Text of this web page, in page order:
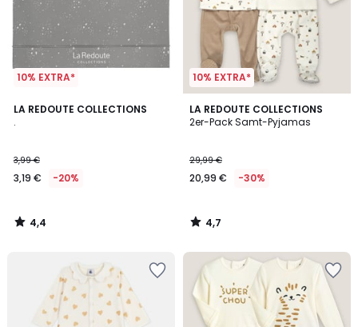
10% EXTRA*
LA REDOUTE COLLECTIONS
.
3,99 €
3,19 € -20%
4,4
4,4
/
10% EXTRA*
LA REDOUTE COLLECTIONS
2er-Pack Samt-Pyjamas
29,99 €
20,99 € -30%
4,7
/ 5
4,7
/